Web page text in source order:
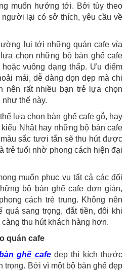
muốn hướng tới. Bởi tùy theo
lại có sở thích, yêu cầu về
lui tới những quán cafe vỉa
chọn những bộ bàn ghế cafe
vuông dạng thấp. Ưu điểm
mái, dễ dàng dọn dẹp mà chi
nên rất nhiều bạn trẻ lựa chọn
thế này.
lựa chọn bàn ghế cafe gỗ, hay
Nhật hay những bộ bàn cafe
sắc tươi tắn sẽ thu hút được
trẻ tuổi nhờ phong cách hiện đại
muốn phục vụ tất cả các đối
bộ bàn ghế cafe đơn giản,
cách trẻ trung. Không nên
quá sang trọng, đắt tiền, đôi khi
thu hút khách hàng hơn.
quán cafe
ghế cafeđẹp thì kích thước
trọng. Bởi vì một bộ bàn ghế đẹp